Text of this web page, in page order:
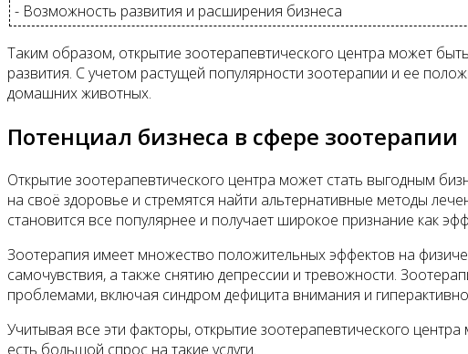
- Возможность развития и расширения бизнеса
Таким образом, открытие зоотерапевтического центра может
развития. С учетом растущей популярности зоотерапии и ее
домашних животных.
Потенциал бизнеса в сфере зоотерапии
Открытие зоотерапевтического центра может стать выгодным
на своё здоровье и стремятся найти альтернативные методы
становится все популярнее и получает широкое признание как
Зоотерапия имеет множество положительных эффектов на
самочувствия, а также снятию депрессии и тревожности.
проблемами, включая синдром дефицита внимания и
Учитывая все эти факторы, открытие зоотерапевтического
есть большой спрос на такие услуги.